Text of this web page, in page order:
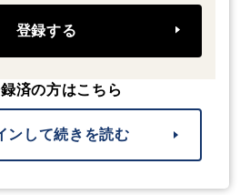
登録する
済の方はこちら
ンして続きを読む